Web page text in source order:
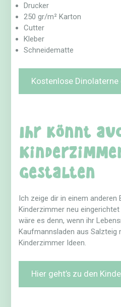
Drucker
250 gr/m² Karton
Cutter
Kleber
Schneidematte
Kostenlose
Ihr könnt
gestalten
Ich zeige dir in einem anderen
Kinderzimmer neu
wäre es denn, wenn ihr
Kaufmannsladen aus Salzteig
Kinderzimmer Ideen.
Hier geht’s zu den